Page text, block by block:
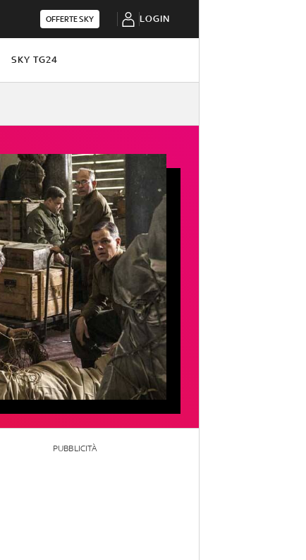
OFFERTE SKY LOGIN
SKY TG24
PUBBLICITÀ